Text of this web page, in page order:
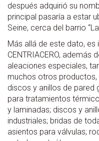
después adquirió su
principal pasaría a estar
Seine, cerca del barrio
Más allá de este dato, es
CENTRIACERO,
aleaciones especiales,
muchos otros productos,
discos y anillos de pared
para tratamientos
y laminadas; discos y
industriales; bridas de
asientos para válvulas;